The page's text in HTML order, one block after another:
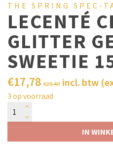
THE SPRING SPEC-
LECENTÉ
GLITTER
SWEETIE
€25,40
€17,78 incl. btw
3 op voorraad
IN